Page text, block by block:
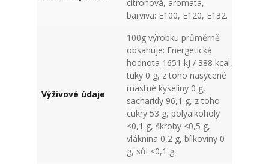
citronová, aromata,
barviva: E100, E120, E132.
Výživové údaje
100g výrobku průměrně
obsahuje: Energetická
hodnota 1651 kJ / 388 kcal,
tuky 0 g, z toho nasycené
mastné kyseliny 0 g,
sacharidy 96,1 g, z toho
cukry 53 g, polyalkoholy
<0,1 g, škroby <0,5 g,
vláknina 0,2 g, bílkoviny 0
g, sůl <0,1 g.